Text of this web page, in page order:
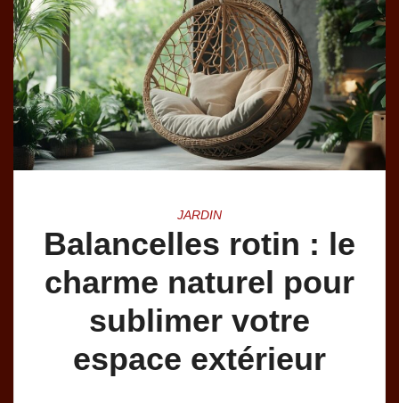
JARDIN
Balancelles rotin : le
charme naturel pour
sublimer votre
espace extérieur